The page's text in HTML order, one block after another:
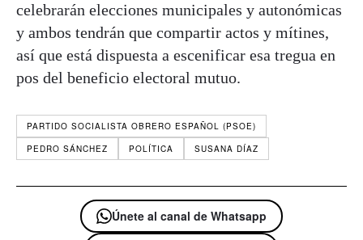
celebrarán elecciones municipales y autonómicas
y ambos tendrán que compartir actos y mítines,
así que está dispuesta a escenificar esa tregua en
pos del beneficio electoral mutuo.
PARTIDO SOCIALISTA OBRERO ESPAÑOL (PSOE)
PEDRO SÁNCHEZ
POLÍTICA SUSANA DÍAZ
Únete al canal de Whatsapp